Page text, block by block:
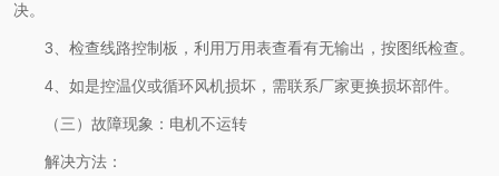
决。
3、检查线路控制板，利用万用表查看有无输出，按图纸检查。
4、如是控温仪或循环风机损坏，需联系厂家更换损坏部件。
（三）故障现象：电机不运转
解决方法：